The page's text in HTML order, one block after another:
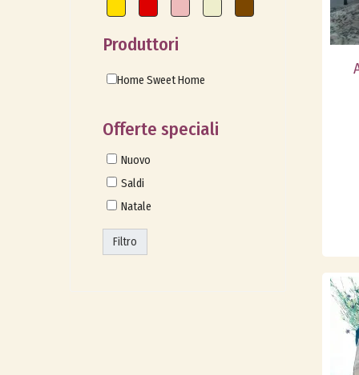
Produttori
Home Sweet Home
Offerte speciali
Nuovo
Saldi
Natale